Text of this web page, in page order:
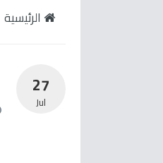
الرئيسية
27
Jul